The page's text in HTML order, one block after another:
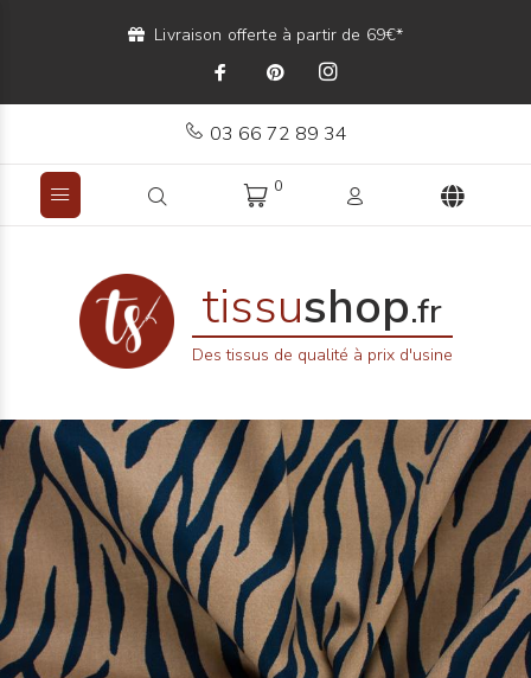
Livraison offerte à partir de 69€*
03 66 72 89 34
0
tissushop.fr
Des tissus de qualité à prix d'usine